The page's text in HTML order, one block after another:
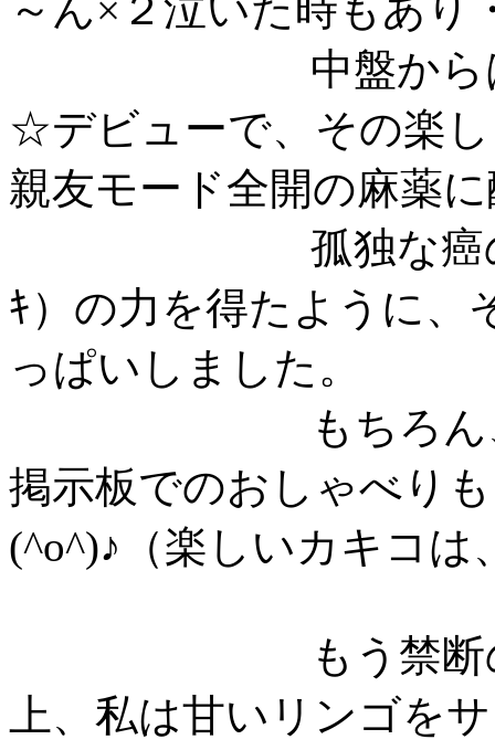
中盤からは、ネ
☆デビューで、その楽
親友モード全開の麻薬
孤独な癌の一患
ｷ）の力を得たように、
っぱいしました。
もちろん、遠く
掲示板でのおしゃべり
(^o^)♪（楽しいカキコは
もう禁断の花園
上、私は甘いリンゴを